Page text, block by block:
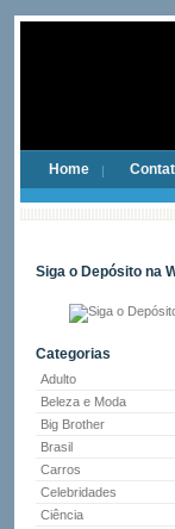
Home
Siga o Depósito na
Categorias
Adulto
Beleza e Moda
Big Brother
Brasil
Carros
Celebridades
Ciência